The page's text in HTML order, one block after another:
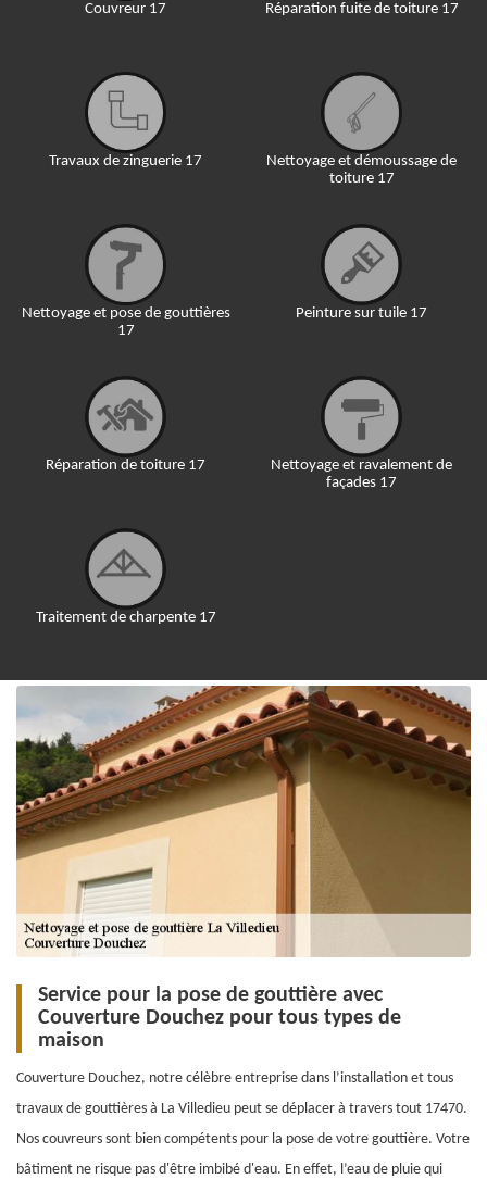
Couvreur 17
Travaux de zinguerie 17
Nettoyage et pose de gouttières
17
Réparation de toiture 17
Traitement de charpente 17
Réparation fuite de toiture 17
Nettoyage et démoussage de
toiture 17
Peinture sur tuile 17
Nettoyage et ravalement de
façades 17
Service pour la pose de gouttière avec
Couverture Douchez pour tous types de
maison
Couverture Douchez, notre célèbre entreprise dans l’installation et tous
travaux de gouttières à La Villedieu peut se déplacer à travers tout 17470.
Nos couvreurs sont bien compétents pour la pose de votre gouttière. Votre
bâtiment ne risque pas d'être imbibé d'eau. En effet, l’eau de pluie qui